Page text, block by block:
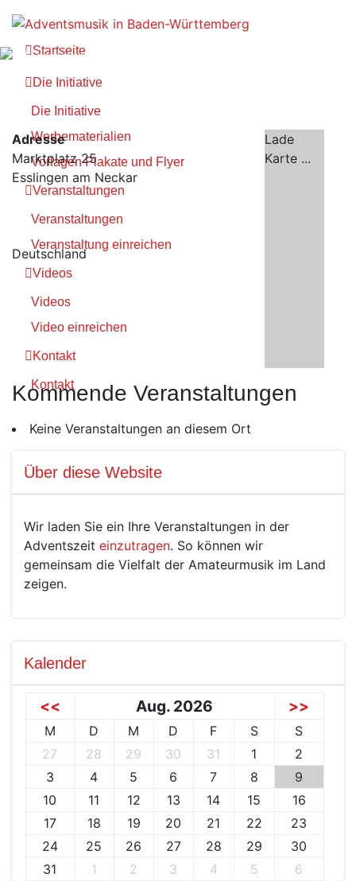
Inhalt
springenStartseite
Die Initiative
Die Initiative
Werbematerialien
Vorlagen Plakate und Flyer
Veranstaltungen
Veranstaltungen
Veranstaltung einreichen
Videos
Videos
Video einreichen
Kontakt
Kontakt
Lade
Karte ...
Adresse
Marktplatz 25
Esslingen am Neckar
Deutschland
Kommende Veranstaltungen
Keine Veranstaltungen an diesem Ort
Über diese Website
Wir laden Sie ein Ihre Veranstaltungen in der
Adventszeit einzutragen. So können wir
gemeinsam die Vielfalt der Amateurmusik im Land
zeigen.
Kalender
<< Aug. 2026 >>
M D M D F S
S
27
28 29 30 31 1
2
3
4 5 6 7 8
9
10
11 12 13 14 15
16
17
18 19 20 21 22
23
24
25 26 27 28 29
30
31
1 2 3 4 5 6